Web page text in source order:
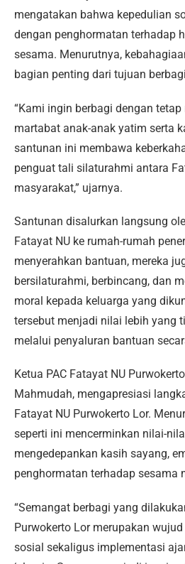
mengatakan bahwa kepedulian
dengan penghormatan terhadap
sesama. Menurutnya,
bagian penting dari tujuan
“Kami ingin berbagi dengan
martabat anak-anak yatim serta
santunan ini membawa
penguat tali silaturahmi antara
masyarakat,” ujarnya.
Santunan disalurkan langsung
Fatayat NU ke rumah-rumah
menyerahkan bantuan, mereka
bersilaturahmi, berbincang, dan
moral kepada keluarga yang
tersebut menjadi nilai lebih yang
melalui penyaluran bantuan
Ketua PAC Fatayat NU
Mahmudah, mengapresiasi
Fatayat NU Purwokerto Lor.
seperti ini mencerminkan nilai-
mengedepankan kasih sayang,
penghormatan terhadap sesama
“Semangat berbagi yang
Purwokerto Lor merupakan
sosial sekaligus implementasi